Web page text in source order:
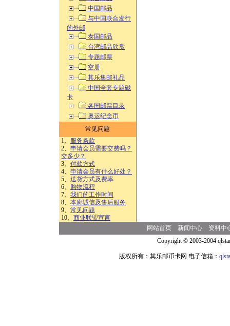
中国邮品
与中国联合发行
的外邮
泰国邮品
台湾邮品欣赏
专题邮票
空册
其乐集邮礼品
中国全套专题磁
卡
各国邮票目录
奥运纪念币
常见问题
1、 服务条款
2、 申请会员需要交费吗？
交多少？
3、 付款方式
4、 申请会员有什么好处？
5、 送货方式及费率
6、 购物流程
7、 我们的工作时间
8、 本廊诚信及售后服务
9、 常见问题
10、 商业联盟宣言
网站首页 新闻中心
资料中
Copyright © 2003-2004
版权所有：其乐邮币卡网 电子信箱：